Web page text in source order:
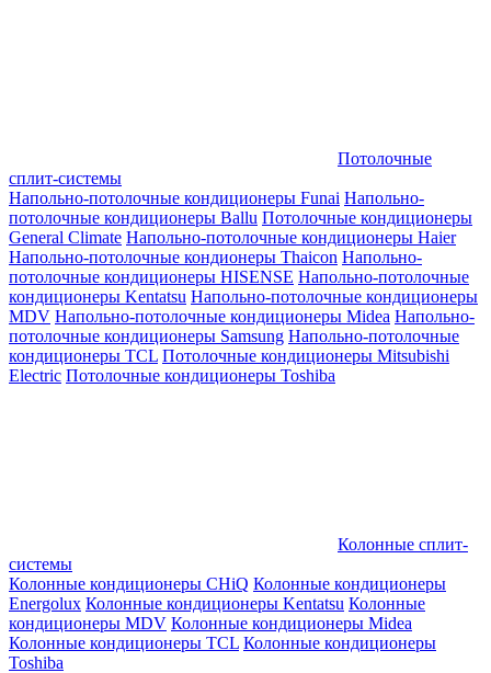
Потолочные
сплит-системы
Напольно-потолочные кондиционеры Funai Напольно-
потолочные кондиционеры Ballu Потолочные кондиционеры
General Climate Напольно-потолочные кондиционеры Haier
Напольно-потолочные кондионеры Thaicon Напольно-
потолочные кондиционеры HISENSE Напольно-потолочные
кондиционеры Kentatsu Напольно-потолочные кондиционеры
MDV Напольно-потолочные кондиционеры Midea Напольно-
потолочные кондиционеры Samsung Напольно-потолочные
кондиционеры TCL Потолочные кондиционеры Mitsubishi
Electric Потолочные кондиционеры Toshiba
Колонные сплит-
системы
Колонные кондиционеры CHiQ Колонные кондиционеры
Energolux Колонные кондиционеры Kentatsu Колонные
кондиционеры MDV Колонные кондиционеры Midea
Колонные кондиционеры TCL Колонные кондиционеры
Toshiba